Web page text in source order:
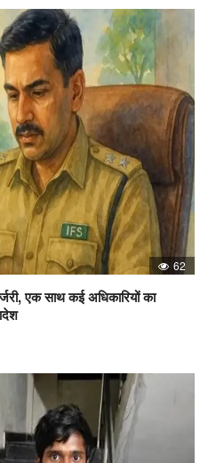
62
एक साथ कई अधिकारियों का